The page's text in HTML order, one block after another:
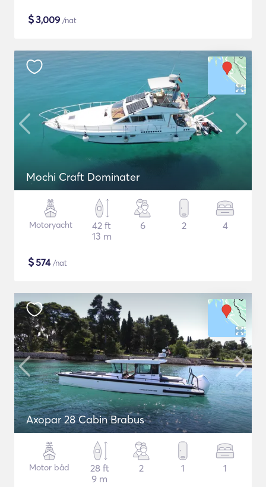
$3,009 /nat
Mochi Craft Dominater
Motoryacht
42 ft
13 m
6 2 4
$574/nat
Axopar 28 Cabin Brabus
Motor båd
28 ft
9 m
2 1 1